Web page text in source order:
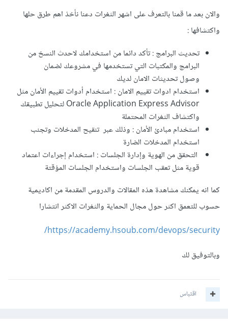
والان بعد ما قمنا بالتعرف على اشهر الثغرات دعنا نأخذ اهم طرق حلها
واكتشافها
تحديث البرامج : تأكد دائما من استخدامك لاحدث النسخ من
البرامج والمكتبات التي تستخدمها في مشروعك لضمان
وصول تحديثات الامان لديك
استخدام ادوات تقييم الامان: استخدام أدوات تقييم الأمان مثل
Oracle Application Express Advisor لتحليل تطبيقك
واكتشاف الثغرات المحتملة
استخدام مبادئ الأمان : وذلك عبر تنقيح المدخلات وتجنب
استخدام المدخلات الضارة
التحقق من الهوية وإدارة الجلسات : استخدام إجراءات اعتماد
قوية مثل تعقب الجلسات واستخدام الجلسات المؤقتة
كما انه يمكنك مشاهدة هذه المقالات والدروس المقدمة من اكاديمية
حسوب للتعمق اكثر حول مجال الحماية والثغرات الاكثر انتشارا
https://academy.hsoub.com/devops/security/
وبالتوفيق لك
اقتباس